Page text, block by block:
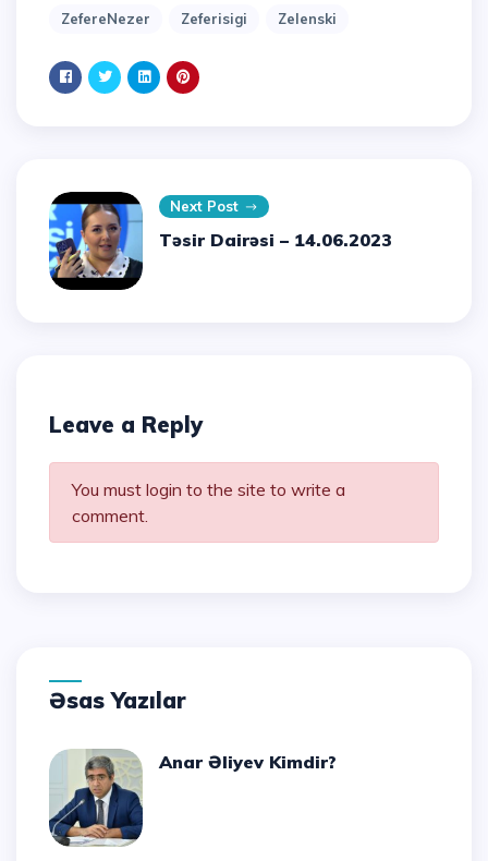
ZefereNezer
Zeferisigi Zelenski
Next Post
Təsir Dairəsi – 14.06.2023
Leave a Reply
You must login to the site to write a
comment.
Əsas Yazılar
Anar Əliyev Kimdir?